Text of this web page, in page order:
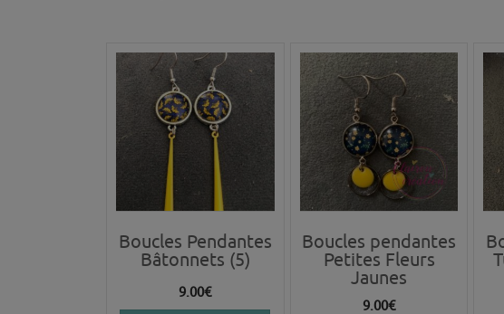
récent
au
plus
ancien
Boucles Pendantes
Bâtonnets (5)
9.00€
Boucles pendantes
Petites Fleurs
Jaunes
9.00€